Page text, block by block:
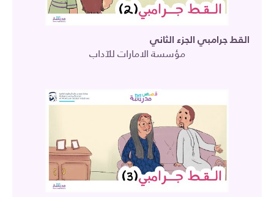
القط جرامبي الجزء الثاني
مؤسسة الامارات للآداب